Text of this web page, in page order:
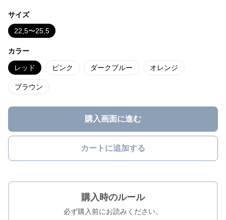
サイズ
22,5〜25,5
カラー
レッド ピンク ダークブルー オレンジ
ブラウン
購入画面に進む
カートに追加する
購入時のルール
必ず購入前にお読みください。